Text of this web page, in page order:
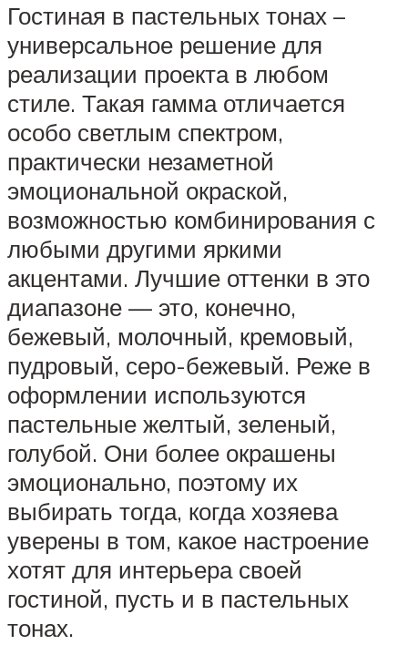
Гостиная в пастельных тонах –
универсальное решение для
реализации проекта в любом
стиле. Такая гамма отличается
особо светлым спектром,
практически незаметной
эмоциональной окраской,
возможностью комбинирования с
любыми другими яркими
акцентами. Лучшие оттенки в это
диапазоне — это, конечно,
бежевый, молочный, кремовый,
пудровый, серо-бежевый. Реже в
оформлении используются
пастельные желтый, зеленый,
голубой. Они более окрашены
эмоционально, поэтому их
выбирать тогда, когда хозяева
уверены в том, какое настроение
хотят для интерьера своей
гостиной, пусть и в пастельных
тонах.